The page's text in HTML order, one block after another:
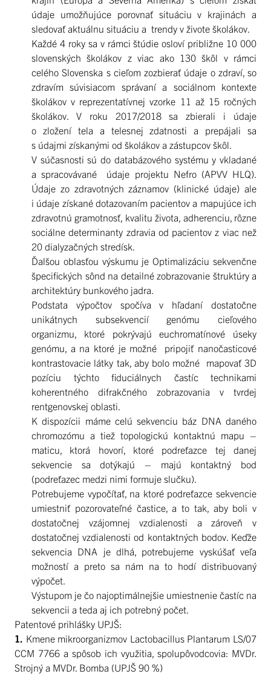
údaje umožňujúce porovnať situáciu v krajinách a
sledovať aktuálnu situáciu a trendy v živote školákov.
Každé 4 roky sa v rámci štúdie osloví približne 10 000
slovenských školákov z viac ako 130 škôl v rámci
celého Slovenska s cieľom zozbierať údaje o zdraví, so
zdravím súvisiacom správaní a sociálnom kontexte
školákov v reprezentatívnej vzorke 11 až 15 ročných
školákov. V roku 2017/2018 sa zbierali i údaje
o zložení tela a telesnej zdatnosti a prepájali sa
s údajmi získanými od školákov a zástupcov škôl.
V súčasnosti sú do databázového systému y vkladané
a spracovávané údaje projektu Nefro (APVV HLQ).
Údaje zo zdravotných záznamov (klinické údaje) ale
i údaje získané dotazovaním pacientov a mapujúce ich
zdravotnú gramotnosť, kvalitu života, adherenciu, rôzne
sociálne determinanty zdravia od pacientov z viac než
20 dialyzačných stredísk.
Ďalšou oblasťou výskumu je Optimalizáciu sekvenčne
špecifických sônd na detailné zobrazovanie štruktúry a
architektúry bunkového jadra.
Podstata výpočtov spočíva v hľadaní dostatočne
unikátnych subsekvencií genómu cieľového
organizmu, ktoré pokrývajú euchromatínové úseky
genómu, a na ktoré je možné pripojiť nanočasticové
kontrastovacie látky tak, aby bolo možné mapovať 3D
pozíciu týchto fiduciálnych častíc technikami
koherentného difrakčného zobrazovania v tvrdej
rentgenovskej oblasti.
K dispozícii máme celú sekvenciu báz DNA daného
chromozómu a tiež topologickú kontaktnú mapu –
maticu, ktorá hovorí, ktoré podreťazce tej danej
sekvencie sa dotýkajú – majú kontaktný bod
(podreťazec medzi nimi formuje slučku).
Potrebujeme vypočítať, na ktoré podreťazce sekvencie
umiestniť pozorovateľné častice, a to tak, aby boli v
dostatočnej vzájomnej vzdialenosti a zároveň v
dostatočnej vzdialenosti od kontaktných bodov. Keďže
sekvencia DNA je dlhá, potrebujeme vyskúšať veľa
možností a preto sa nám na to hodí distribuovaný
výpočet.
Výstupom je čo najoptimálnejšie umiestnenie častíc na
sekvencii a teda aj ich potrebný počet.
Patentové prihlášky UPJŠ:
1. Kmene mikroorganizmov Lactobacillus Plantarum LS/07
CCM 7766 a spôsob ich využitia, spolupôvodcovia: MVDr.
Strojný a MVDr. Bomba (UPJŠ 90 %)